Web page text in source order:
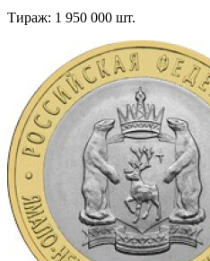
Тираж: 1 950 000 шт.